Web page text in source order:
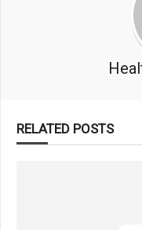
RELATED POSTS